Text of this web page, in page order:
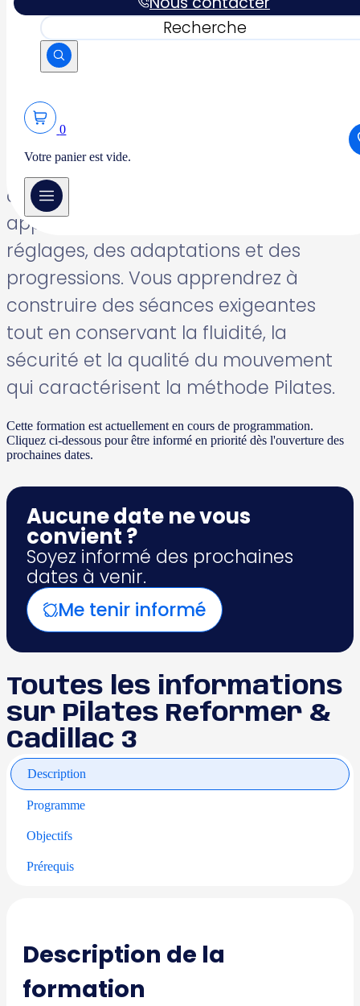
Rechercher
0
Votre panier est vide.
technique et pédagogique de haut
niveau.
approfondirez les exercices les plus
avancés du Reformer et du Cadillac,
perfectionnerez votre capacité
d’observation et développerez une
approche encore plus précise des
réglages, des adaptations et des
progressions. Vous apprendrez à
construire des séances exigeantes
tout en conservant la fluidité, la
sécurité et la qualité du mouvement
qui caractérisent la méthode Pilates.
Cette formation est actuellement en cours de programmation.
Cliquez ci-dessous pour être informé en priorité dès l'ouverture des
prochaines dates.
Aucune date ne vous
convient ?
Soyez informé des prochaines
dates à venir.
Me tenir informé
Toutes les informations
sur Pilates Reformer &
Cadillac 3
Description
Programme
Objectifs
Prérequis
Description de la
formation